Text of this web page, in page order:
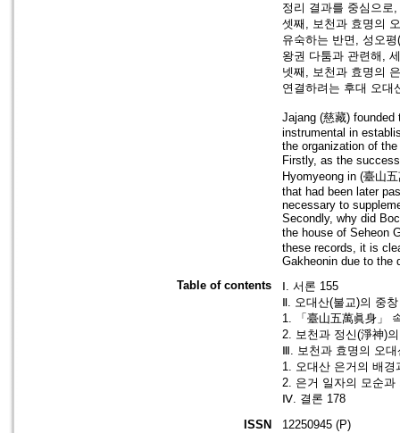
정리 결과를 중심으로
셋째, 보천과 효명의
유숙하는 반면, 성오
왕권 다툼과 관련해,
넷째, 보천과 효명의
연결하려는 후대 오대
Jajang (慈藏)
instrumental in
the organization of
Firstly, as the
Hyomyeong in (臺山
that had been later
necessary to
Secondly, why did
the house of Seheon
these records, it is
Gakheonin due to the
Table of contents
Ⅰ. 서론 155
Ⅱ. 오대산(불교)의 중
1. 「臺山五萬眞身」
2. 보천과 정신(淨神)
Ⅲ. 보천과 효명의 오
1. 오대산 은거의 배경
2. 은거 일자의 모순과
Ⅳ. 결론 178
ISSN
12250945 (P)